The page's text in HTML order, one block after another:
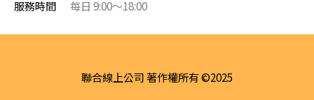
服務時間
每日 9:00～18:00
聯合線上公司 著作權所有 ©2025